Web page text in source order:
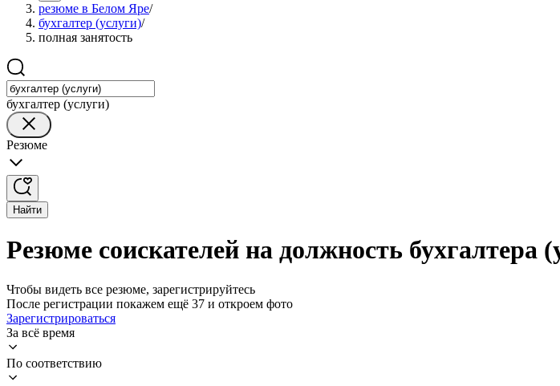
резюме в Белом Яре/
бухгалтер (услуги)/
полная занятость
бухгалтер (услуги)
Резюме
Найти
Резюме соискателей на должность
Чтобы видеть все резюме, зарегистрируйтесь
После регистрации покажем ещё 37 и откроем фото
Зарегистрироваться
За всё время
По соответствию